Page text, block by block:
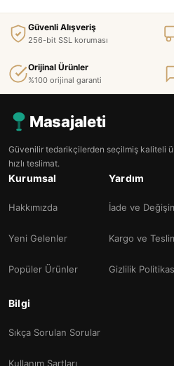
Güvenli Alışveriş
256-bit SSL koruması
Orijinal Ürünler
%100 orijinal garanti
Masajaleti
Güvenilir tedarikçilerden seçilmiş kaliteli
hızlı teslimat.
Kurumsal
Hakkımızda
Yeni Gelenler
Popüler Ürünler
Yardım
İade ve
Kargo ve
Gizlilik
Bilgi
Sıkça Sorulan Sorular
Kullanım Şartları